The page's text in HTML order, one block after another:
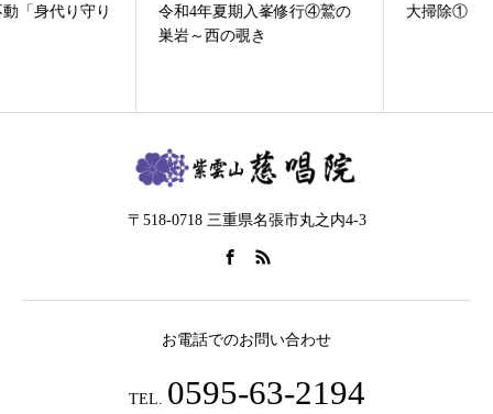
令和4年夏期入峯修行④鷲の
大掃除①
〒518-0718 三重県名張市丸之内4-3
お電話でのお問い合わせ
TEL. 0595-63-2194